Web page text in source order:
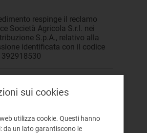
respinge il reclamo
Società Agricola S.r.l. nei
S.p.A., relativo alla
identificata con il codice
connessione
sui cookies
utilizza cookie. Questi hanno
da un lato garantiscono le